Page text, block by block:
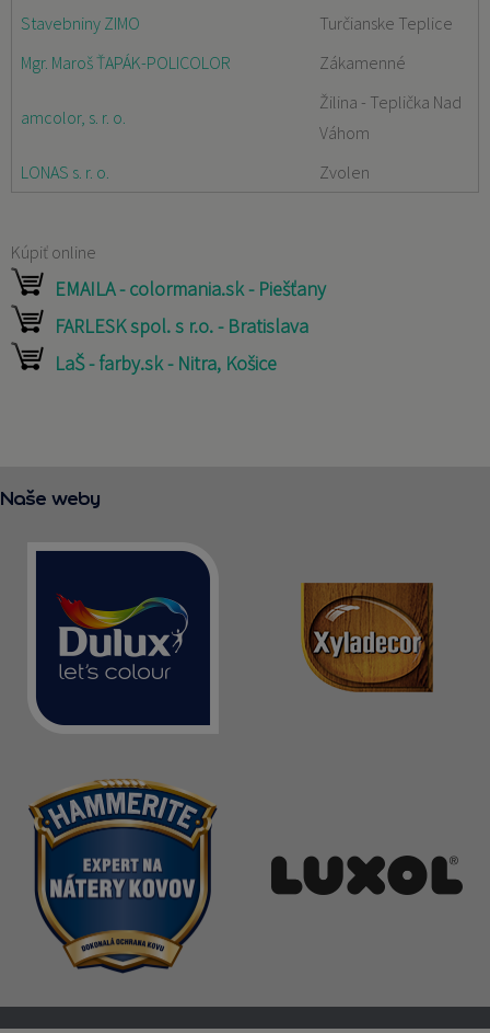
Stavebniny ZIMO
Turčianske Teplice
Mgr. Maroš ŤAPÁK-POLICOLOR
Zákamenné
amcolor, s. r. o.
Žilina - Teplička Nad
Váhom
LONAS s. r. o.
Zvolen
Kúpiť online
EMAILA - colormania.sk - Piešťany
FARLESK spol. s r.o. - Bratislava
LaŠ - farby.sk - Nitra, Košice
Naše weby